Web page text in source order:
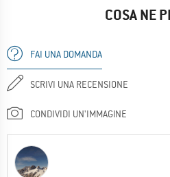
COSA NE
FAI UNA DOMANDA
SCRIVI UNA RECENSIONE
CONDIVIDI UN'IMMAGINE